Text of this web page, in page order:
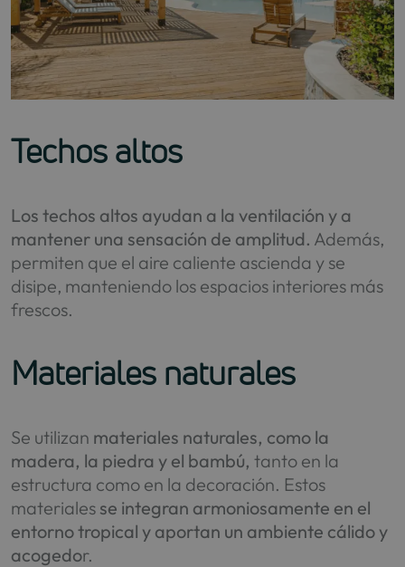
Techos altos
Los techos altos ayudan a la ventilación y a
mantener una sensación de amplitud. Además,
permiten que el aire caliente ascienda y se
disipe, manteniendo los espacios interiores más
frescos.
Materiales naturales
Se utilizan materiales naturales, como la
madera, la piedra y el bambú, tanto en la
estructura como en la decoración. Estos
materiales se integran armoniosamente en el
entorno tropical y aportan un ambiente cálido y
acogedor.